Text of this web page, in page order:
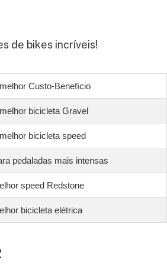
de bikes incríveis!
Custo-Benefício
bicicleta Gravel
bicicleta speed
pedaladas mais intensas
speed Redstone
bicicleta elétrica